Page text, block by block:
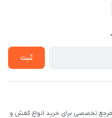
ثبت
تخصصی برای خرید انواع کفش و